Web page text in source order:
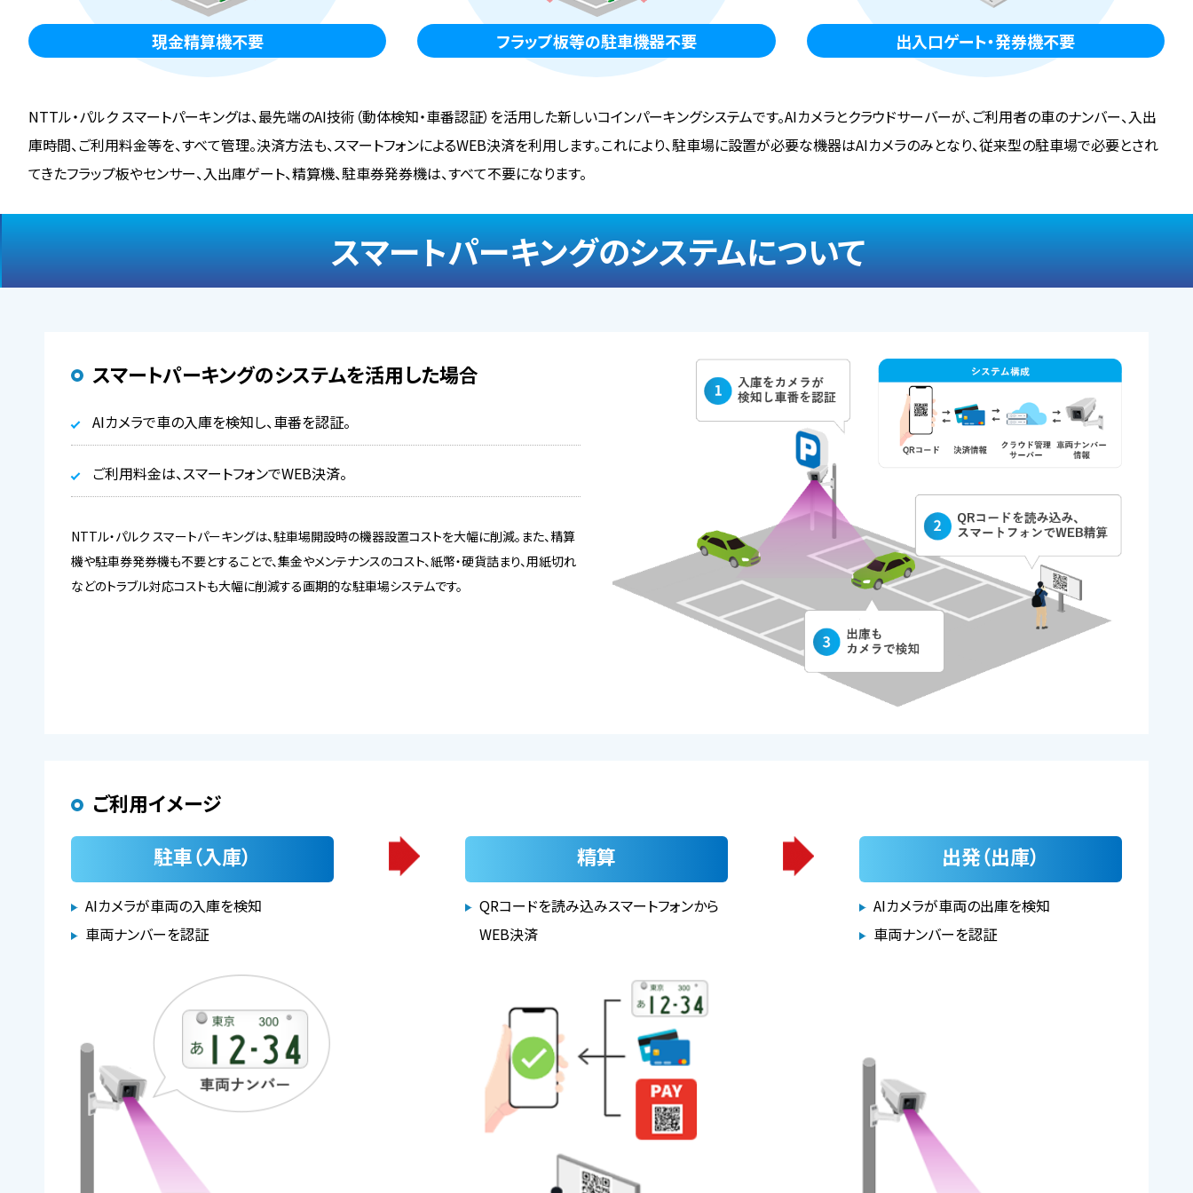
現金精算機不要 フラップ板等の駐車機器不要 出入口ゲート・発券機不要
NTTル・パルク スマートパーキングは、最先端のAI技術（動体検知・車番認証）を活用した新しいコインパーキングシステムです。AIカメラとクラウドサーバーが、ご利用者の車のナンバー、入出
庫時間、ご利用料金等を、すべて管理。決済方法も、スマートフォンによるWEB決済を利用します。これにより、駐車場に設置が必要な機器はAIカメラのみとなり、従来型の駐車場で必要とされ
てきたフラップ板やセンサー、入出庫ゲート、精算機、駐車券発券機は、すべて不要になります。
スマートパーキングのシステムについて
スマートパーキングのシステムを活用した場合
AIカメラで車の入庫を検知し、車番を認証。
ご利用料金は、スマートフォンでWEB決済。
NTTル・パルク スマートパーキングは、駐車場開設時の機器設置コストを大幅に削減。また、精算
機や駐車券発券機も不要とすることで、集金やメンテナンスのコスト、紙幣・硬貨詰まり、用紙切れ
などのトラブル対応コストも大幅に削減する画期的な駐車場システムです。
ご利用イメージ
駐車（入庫）
AIカメラが車両の入庫を検知
車両ナンバーを認証
精算
QRコードを読み込みスマートフォンから
WEB決済
出発（出庫）
AIカメラが車両の出庫を検知
車両ナンバーを認証